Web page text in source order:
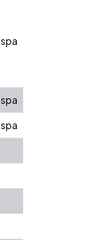
spa
spa
spa